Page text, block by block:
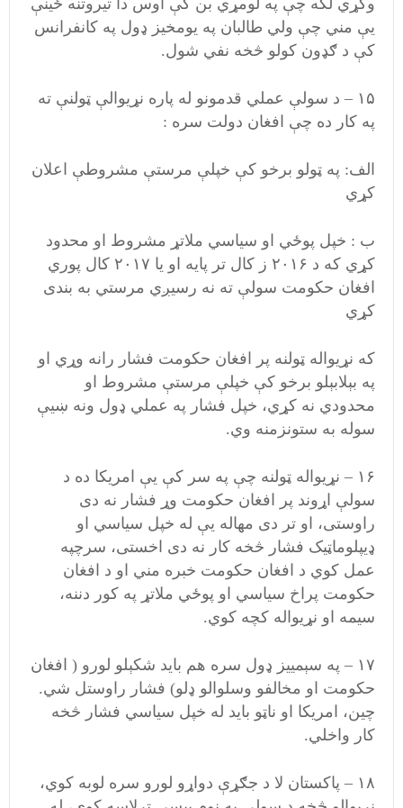
وکړي لکه چې په لومړي بن کې اوس دا تیروتنه ځينې
يې مني چې ولي طالبان په یومخیز ډول په کانفرانس
کې د ګډون کولو څخه نفي شول.
۱۵ – د سولې عملي قدمونو له پاره نړیوالې ټولنې ته
په کار ده چې افغان دولت سره :
الف: په ټولو برخو کې خپلې مرستې مشروطې اعلان
کړي
ب : خپل پوځي او سیاسي ملاتړ مشروط او محدود
کړي که د ۲۰۱۶ ز کال تر پایه او یا ۲۰۱۷ کال پوري
افغان حکومت سولې ته نه رسیږي مرستي به بندی
کړي
که نړیواله ټولنه پر افغان حکومت فشار رانه وړي او
په بېلابېلو برخو کې خپلې مرستې مشروط او
محدودي نه کړي، خپل فشار په عملي ډول ونه ښيې
سوله به ستونزمنه وي.
۱۶ – نړیواله ټولنه چې په سر کې يې امریکا ده د
سولې اړوند پر افغان حکومت وړ فشار نه دی
راوستی، او تر دی مهاله يې له خپل سیاسي او
ډیپلوماټیک فشار څخه کار نه دی اخستی، سرچپه
عمل کوي د افغان حکومت خبره مني او د افغان
حکومت پراخ سیاسي او پوځي ملاتړ په کور دننه،
سيمه او نړیواله کچه کوي.
۱۷ – په سېمییز ډول سره هم باید شکېلو لورو ( افغان
حکومت او مخالفو وسلوالو ډلو) فشار راوستل شي.
چین، امریکا او ناټو باید له خپل سیاسي فشار څخه
کار واخلي.
۱۸ – پاکستان لا د جګړې دواړو لورو سره لوبه کوي،